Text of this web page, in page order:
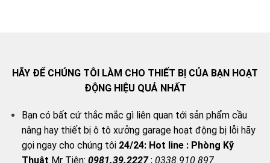
HÃY ĐỂ CHÚNG TÔI LÀM CHO THIẾT BỊ CỦA BẠN HOẠT
ĐỘNG HIỆU QUẢ NHẤT
Bạn có bất cứ thắc mắc gì liên quan tới sản phẩm cầu
nâng hay thiết bị ô tô xưởng garage hoạt động bị lỗi hãy
gọi ngay cho chúng tôi 24/24: Hot line : Phòng Kỹ
Thuật Mr Tiên: 0981.39.2227; 0338.910.897